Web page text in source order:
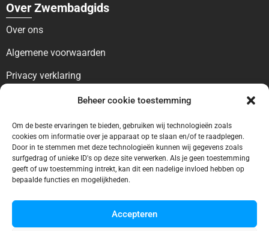
Beheer cookie toestemming
Om de beste ervaringen te bieden, gebruiken wij technologieën zoals
cookies om informatie over je apparaat op te slaan en/of te raadplegen.
Door in te stemmen met deze technologieën kunnen wij gegevens zoals
surfgedrag of unieke ID's op deze site verwerken. Als je geen toestemming
geeft of uw toestemming intrekt, kan dit een nadelige invloed hebben op
bepaalde functies en mogelijkheden.
Accepteren
Over Zwembadgids
Over ons
Algemene voorwaarden
Privacy verklaring
Voor bezoekers
Blog
Contact
Voor bedrijven